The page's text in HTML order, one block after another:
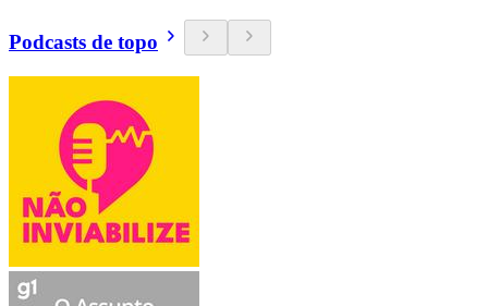
Podcasts de topo